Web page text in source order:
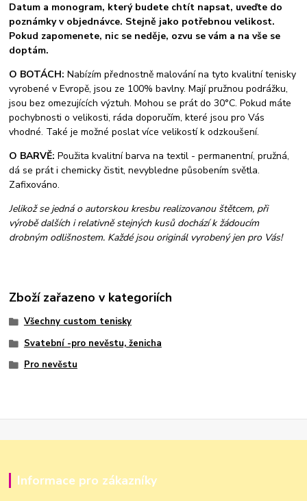
Datum a monogram, který budete chtít napsat, uveďte do
poznámky v objednávce. Stejně jako potřebnou velikost.
Pokud zapomenete, nic se neděje, ozvu se vám a na vše se
doptám.
O BOTÁCH:Nabízím přednostně malování na tyto kvalitní tenisky
vyrobené v Evropě, jsou ze 100% bavlny. Mají pružnou podrážku,
jsou bez omezujících výztuh. Mohou se prát do 30°C. Pokud máte
pochybnosti o velikosti, ráda doporučím, které jsou pro Vás
vhodné. Také je možné poslat více velikostí k odzkoušení.
O BARVĚ: Použita kvalitní barva na textil - permanentní, pružná,
dá se prát i chemicky čistit, nevybledne působením světla.
Zafixováno.
Jelikož se jedná o autorskou kresbu realizovanou štětcem, při
výrobě dalších i relativně stejných kusů dochází k žádoucím
drobným odlišnostem. Každé jsou originál vyrobený jen pro Vás!
Zboží zařazeno v kategoriích
Všechny custom tenisky
Svatební -pro nevěstu, ženicha
Pro nevěstu
Informace pro zákazníky